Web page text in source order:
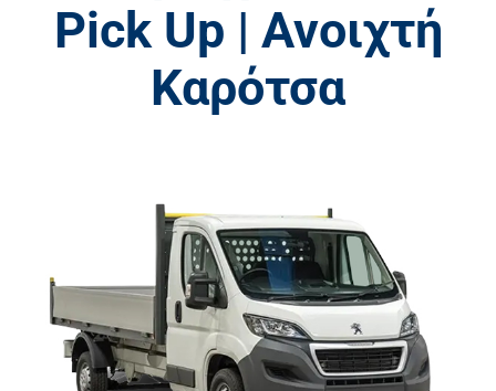
Pick Up | Ανοιχτή
Καρότσα